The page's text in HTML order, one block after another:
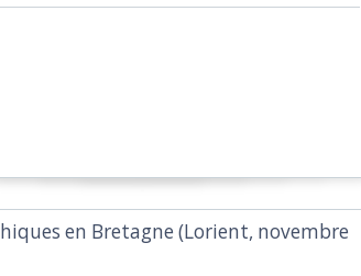
en Bretagne (Lorient, novembre